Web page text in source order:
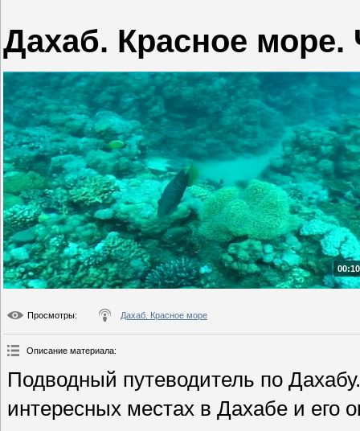
Дахаб. Красное море.
Просмотры: Дахаб. Красное море
Описание материала:
Подводный путеводитель по
интересных местах в Дахабе и его